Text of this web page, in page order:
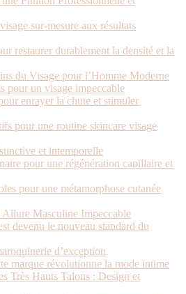
sur-mesure aux résultats
restaurer durablement la densité et la
du Visage pour l’Homme Moderne
pour un visage impeccable
enrayer la chute et stimuler
pour une routine skincare visage
et intemporelle
pour une régénération capillaire et
pour une métamorphose cutanée
Allure Masculine Impeccable
devenu le nouveau standard du
d’exception
marque révolutionne la mode intime
Très Hauts Talons : Design et